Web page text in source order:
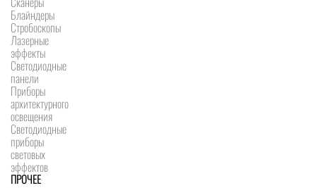
Блайндеры
Стробоскопы
Лазерные
эффекты
Светодиодные
панели
Приборы
архитектурного
освещения
Светодиодные
приборы
световых
эффектов
ПРОЧЕЕ